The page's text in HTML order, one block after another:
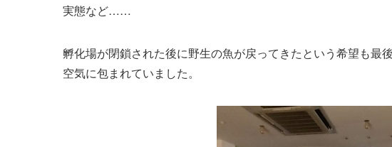
実態など……
孵化場が閉鎖された後に野生の魚が戻ってきたという希望も最
空気に包まれていました。